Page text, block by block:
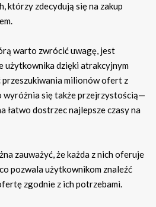
którzy zdecydują się na zakup
warto zwrócić uwagę, jest
użytkownika dzięki atrakcyjnym
milionów ofert z
wyróżnia się także przejrzystością—
łatwo dostrzec najlepsze czasy na
zauważyć, że każda z nich oferuje
pozwala użytkownikom znaleźć
zgodnie z ich potrzebami.